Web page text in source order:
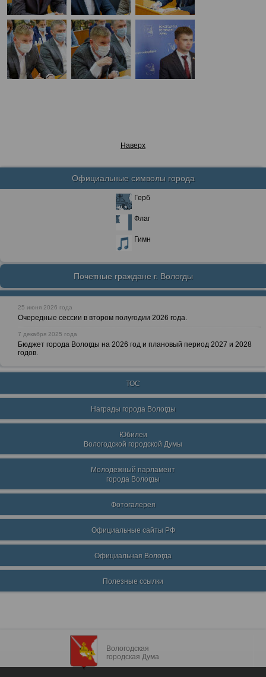
Наверх
Официальные символы города
Герб
Флаг
Гимн
Почетные граждане г. Вологды
25 июня 2026 года
Очередные сессии в втором полугодии 2026 года.
7 декабря 2025 года
Бюджет города Вологды на 2026 год и плановый период 2027 и 2028
годов.
ТОС
Награды города Вологды
Юбилеи
Вологодской городской Думы
Молодежный парламент
города Вологды
Фотогалерея
Официальные сайты РФ
Официальная Вологда
Полезные ссылки
Вологодская
городская Дума